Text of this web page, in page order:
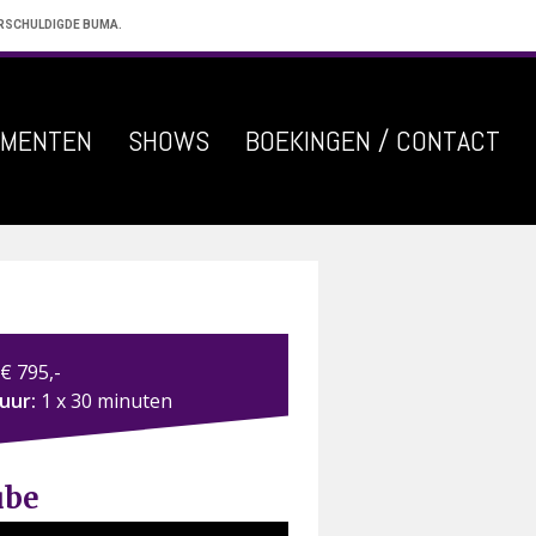
BUMA.
SHOWS BOEKINGEN / CONTACT
€ 795,-
1 x 30 minuten